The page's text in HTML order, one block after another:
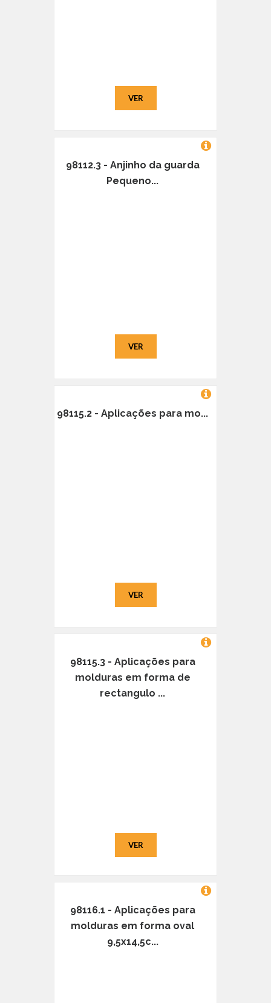
VER
98112.3 - Anjinho da guarda
Pequeno...
VER
98115.2 - Aplicações para mo...
VER
98115.3 - Aplicações para
molduras em forma de
rectangulo ...
VER
98116.1 - Aplicações para
molduras em forma oval
9,5x14,5c...